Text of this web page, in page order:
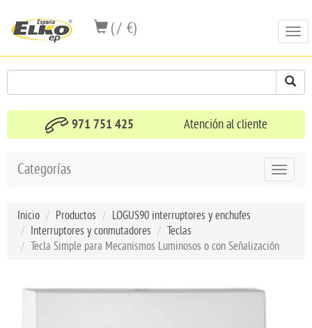
( / €)
971 751 425 Atención al cliente
Toggle
Categorías
Inicio Productos
LOGUS90 interruptores y enchufes
Interruptores y conmutadores
Teclas
Tecla Simple para Mecanismos Luminosos o con Señalización